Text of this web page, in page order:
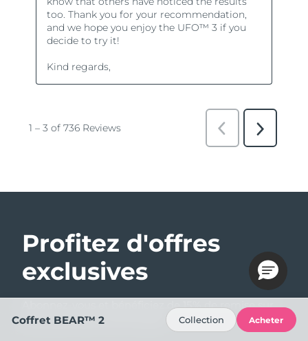
Profitez d'offres
exclusives
Abonnez-vous et bénéficiez de 15% de remise sur
votre première commande !
Coffret BEAR™ 2 Collection Acheter